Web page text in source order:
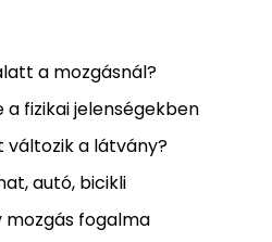
a mozgásnál?
fizikai jelenségekben
változik a látvány?
autó, bicikli
mozgás fogalma